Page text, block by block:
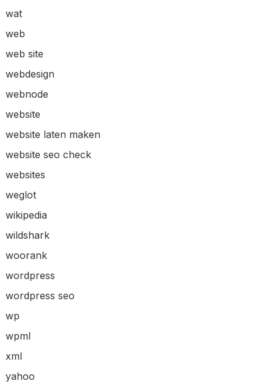
wat
web
web site
webdesign
webnode
website
website laten maken
website seo check
websites
weglot
wikipedia
wildshark
woorank
wordpress
wordpress seo
wp
wpml
xml
yahoo